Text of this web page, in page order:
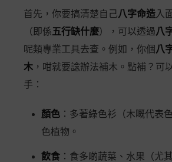
首先，你要搞清楚自己八字命造入
（即係五行缺什麼），可以透過八
呢類專業工具去查。例如，你個 八
木 ，咁就要諗辦法補木。點補？可
手：
顏色 ：多著綠色衫（木嘅代表
色植物。
飲食 ：食多啲蔬菜、水果（尤